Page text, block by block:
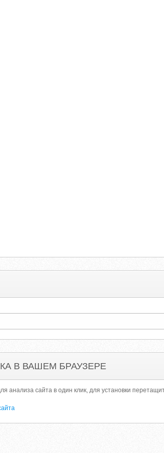
В ВАШЕМ БРАУЗЕРЕ
анализа сайта в один клик, для установки